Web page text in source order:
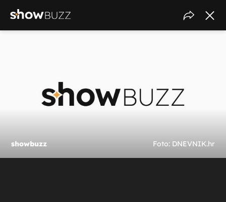
showbuzz Foto: DNEVNIK.hr